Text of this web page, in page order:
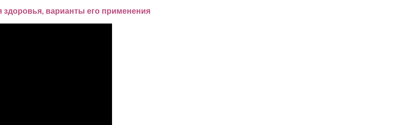
здоровья, варианты его применения